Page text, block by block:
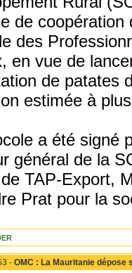
de coopération
des
en vue de
de patates
estimée à
a été signé
général de la
TAP-Export,
Prat pour la
- OMC : La Mauritanie dépose